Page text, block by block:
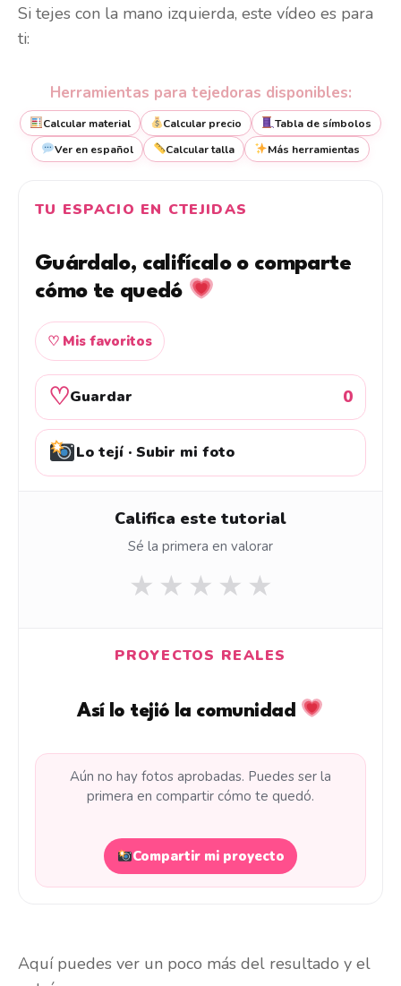
Si tejes con la mano izquierda, este vídeo es para
ti:
Herramientas para tejedoras disponibles:
Calcular material Calcular precio
Tabla de símbolos
Ver en español
Calcular talla Más herramientas
TU ESPACIO EN CTEJIDAS
Guárdalo, califícalo o comparte
cómo te quedó
♡ Mis favoritos
♡Guardar 0
Lo tejí · Subir mi foto
Califica este tutorial
Sé la primera en valorar
★ ★ ★ ★ ★
PROYECTOS REALES
Así lo tejió la comunidad
Aún no hay fotos aprobadas. Puedes ser la
primera en compartir cómo te quedó.
Compartir mi proyecto
Aquí puedes ver un poco más del resultado y el